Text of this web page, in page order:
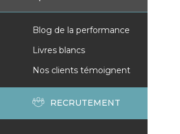
Blog de la performance
Livres blancs
Nos clients témoignent
RECRUTEMENT